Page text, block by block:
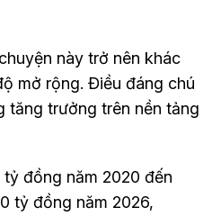
này trở nên khác
mở rộng. Điều đáng chú
tăng trưởng trên nền tảng
đồng năm 2020 đến
tỷ đồng năm 2026,